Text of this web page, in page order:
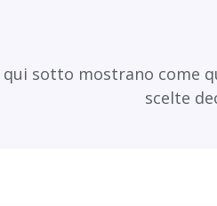
qui sotto mostrano come
scelte